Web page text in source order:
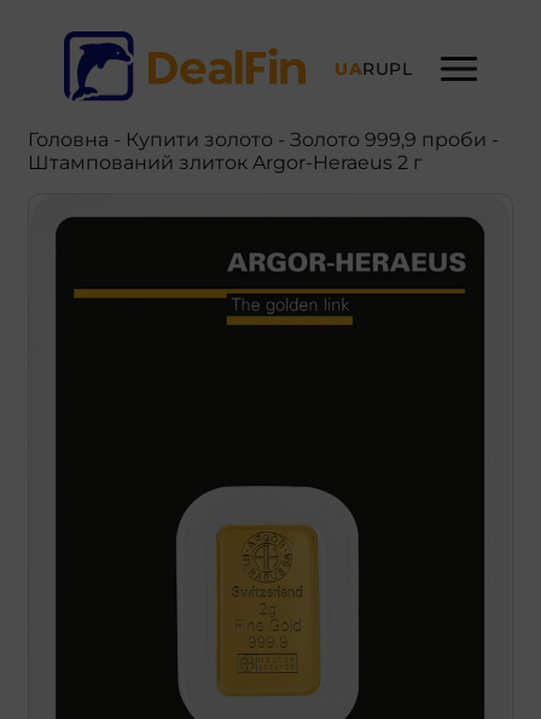
UARUPL
Головна - Купити золото - Золото 999,9 проби -
Штампований злиток Argor-Heraeus 2 г